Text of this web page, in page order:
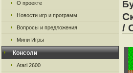
О проекте
Новости игр и программ
Вопросы и предложения
Мини Игры
Консоли
Atari 2600
/